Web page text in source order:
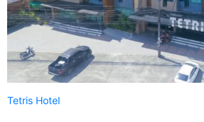
Tetris Hotel